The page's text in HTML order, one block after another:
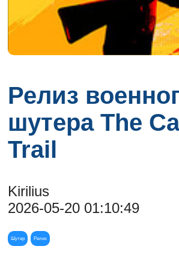
Релиз
шутера The
Trail
Kirilius
2026-05-20 01:10:49
Шутер Релиз